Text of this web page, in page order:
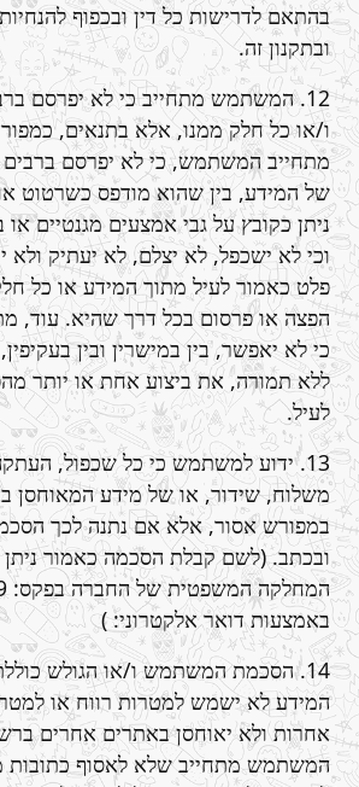
בהתאם לדרישות כל דין ובכפוף
ובתקנון זה.
12. המשתמש מתחייב כי לא יפרסם
ו/או כל חלק ממנו, אלא בתנאים,
מתחייב המשתמש, כי לא יפרסם ברבים
של המידע, בין שהוא מודפס כשרטוט
ניתן כקובץ על גבי אמצעים מגנטיים
וכי לא ישכפל, לא יצלם, לא יעתיק ולא
פלט כאמור לעיל מתוך המידע או כל
הפצה או פרסום בכל דרך שהיא. עוד,
כי לא יאפשר, בין במישרין ובין
ללא תמורה, את ביצוע אחת או יותר
לעיל.
13. ידוע למשתמש כי כל שכפול,
משלוח, שידור, או של מידע המאוחסן
במפורש אסור, אלא אם נתנה לכך
ובכתב. (לשם קבלת הסכמה כאמור
באמצעות דואר אלקטרוני: )
14. הסכמת המשתמש ו/או הגולש
המידע לא ישמש למטרות רווח או
אחרות ולא יאוחסן באתרים אחרים
המשתמש מתחייב שלא לאסוף כתובות